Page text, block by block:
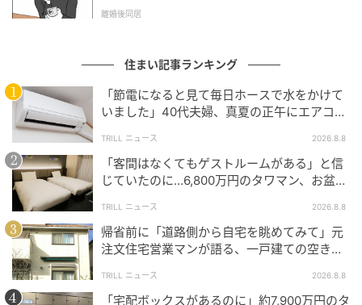
を好む方には、むしろ最高の選択肢になることもある
Aさまの問題は、 「自分の建てたい家」と「土地の特
性」がマッチしていなかったことにあります。
「土地を買う前に建築会社に相談する」とい
う選択肢
では、どうすればこのような失敗を防げるのでしょう
か。
不動産会社は「土地売買を仲介するプロ」ですが、建
離婚後同居
住まい記事ランキング
「節電になると見て毎日ホースで水をかけて
いました」40代夫婦、真夏の正午にエアコン
TRILL ニュース 2026.8.8
「客間はなくてもゲストルームがある」と信
じていたのに…6,800万円のタワマン、お盆に
た】
TRILL ニュース 2026.8.8
帰省前に「道路側から自宅を眺めてみて」元
注文住宅営業マンが語る、一戸建ての空き巣
TRILL ニュース 2026.8.8
「宅配ボックスがあるのに」約7,900万円のタ